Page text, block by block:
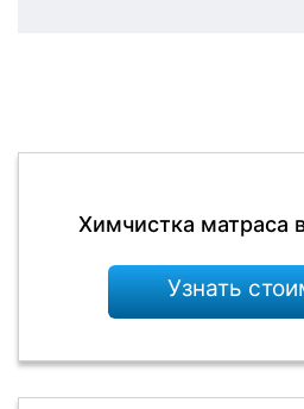
Химчистка матраса
Узнать